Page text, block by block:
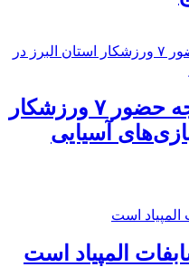
۲ مدال برنز نتیجه حضور ۷ ورزشکار
آسیایی
المپیاد است